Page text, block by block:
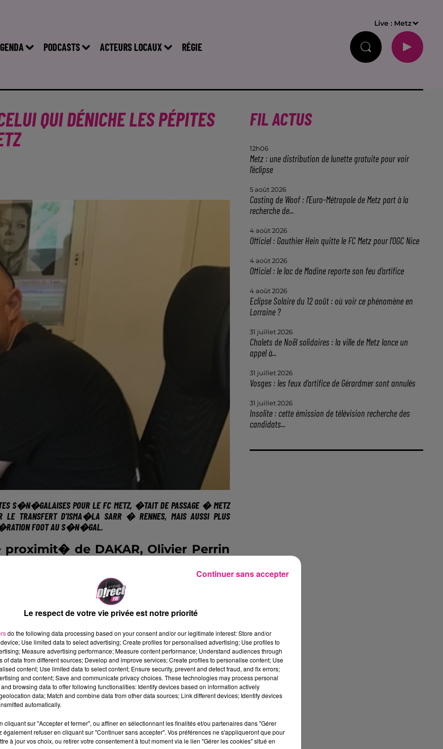
PODCASTS ACTEURS LOCAUX RÉGIE
Live : Metz
QUI DÉNICHE LES PÉPITES
S�N�GALAISES POUR LE FC METZ, �TAIT DE PASSAGE � METZ
LE TRANSFERT D'ISMA�LA SARR � RENNES, MAIS AUSSI PLUS
FOOT AU S�N�GAL.
de DAKAR, Olivier Perrin
Foot
peine quatre�saisons, de la 3�me
titre de champion du S�n�gal.
G�n�ration Foot �font aujourd'hui
Sarr,�qui vient de faire vibrer le
pour un transfert qui pourrait
FC METZ. Un d�part qui sera
trouvaille s�n�galaise,
les filets des �quipes adverses.
transfert int�ressant pour le FC
FIL ACTUS
12h06
Metz : une distribution de lunette gratuite pour voir
l’éclipse
5 août 2026
Casting de Woof : l'Euro-Métropole de Metz part à la
recherche de...
4 août 2026
Officiel : Gauthier Hein quitte le FC Metz pour l'OGC Nice
4 août 2026
Officiel : le lac de Madine reporte son feu d’artifice
4 août 2026
Eclipse Solaire du 12 août : où voir ce phénomène en
Lorraine ?
31 juillet 2026
Chalets de Noël solidaires : la ville de Metz lance un
appel à...
31 juillet 2026
Vosges : les feux d’artifice de Gérardmer sont annulés
31 juillet 2026
Insolite : cette émission de télévision recherche des
candidats...
Le respect de votre vie privée est notre priorité
do the following data processing based on your consent and/or our legitimate interest: Store and/or
Use limited data to select advertising; Create profiles for personalised advertising; Use profiles to
Measure advertising performance; Measure content performance; Understand audiences through
of data from different sources; Develop and improve services; Create profiles to personalise content; Use
content; Use limited data to select content; Ensure security, prevent and detect fraud, and fix errors;
and content; Save and communicate privacy choices. These technologies may process personal
browsing data to offer following functionalities: Identify devices based on information actively
data; Match and combine data from other data sources; Link different devices; Identify devices
automatically.
cliquant sur "Accepter et fermer", ou affiner en sélectionnant les finalités et/ou partenaires dans "Gérer
également refuser en cliquant sur "Continuer sans accepter". Vos préférences ne s'appliqueront que pour
à jour vos choix, ou retirer votre consentement à tout moment via le lien "Gérer les cookies" situé en
Continuer sans accepter